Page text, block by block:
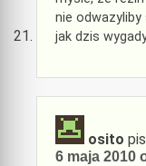
nie
jak dzis
osito
6 maja 2010